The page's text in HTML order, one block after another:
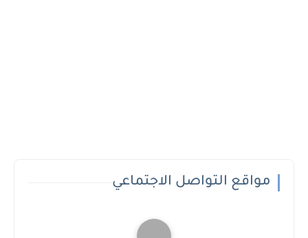
مواقع التواصل الاجتماعي